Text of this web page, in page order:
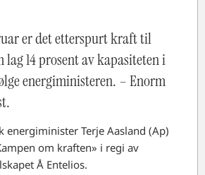
er det etterspurt kraft til
14 prosent av kapasiteten i
energiministeren. –⁠ Enorm
energiminister Terje Aasland (Ap)
om kraften» i regi av
Å Entelios.